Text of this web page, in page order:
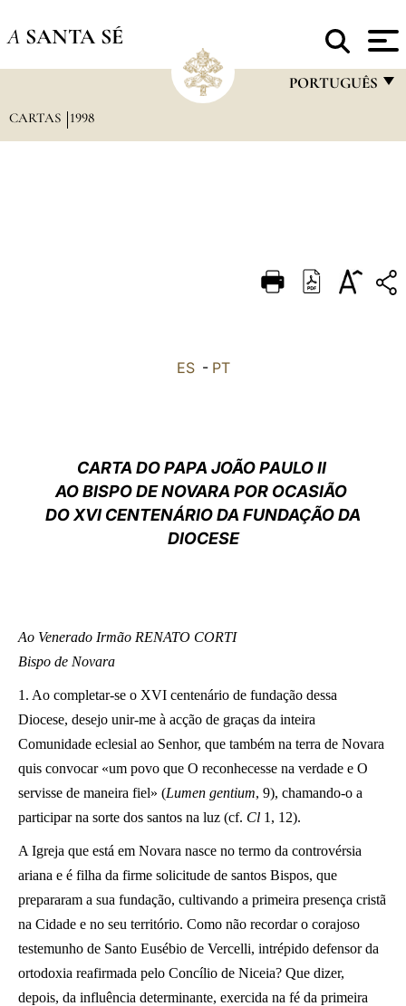
A SANTA SÉ
PORTUGUÊS
DEUTSCH
CARTAS 1998
ES- PT
CARTA DO PAPA JOÃO PAULO II
AO BISPO DE NOVARA POR OCASIÃO
DO XVI CENTENÁRIO DA FUNDAÇÃO DA
DIOCESE
Ao Venerado Irmão RENATO CORTI
Bispo de Novara
1. Ao completar-se o XVI centenário de fundação dessa
Diocese, desejo unir-me à acção de graças da inteira
Comunidade eclesial ao Senhor, que também na terra de Novara
quis convocar «um povo que O reconhecesse na verdade e O
servisse de maneira fiel» (Lumen gentium, 9), chamando-o a
participar na sorte dos santos na luz (cf. Cl 1, 12).
A Igreja que está em Novara nasce no termo da controvérsia
ariana e é filha da firme solicitude de santos Bispos, que
prepararam a sua fundação, cultivando a primeira presença cristã
na Cidade e no seu território. Como não recordar o corajoso
testemunho de Santo Eusébio de Vercelli, intrépido defensor da
ortodoxia reafirmada pelo Concílio de Niceia? Que dizer,
depois, da influência determinante, exercida na fé da primeira